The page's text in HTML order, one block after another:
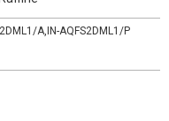
A,IN-AQFS2DML1/P